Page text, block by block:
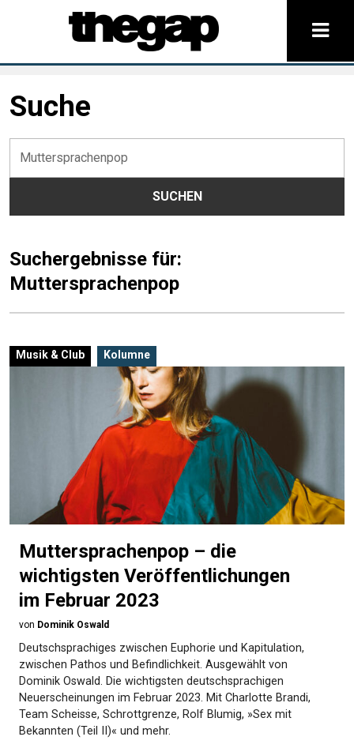
Suche
nach:
Suchergebnisse für:
Muttersprachenpop
Musik & Club Kolumne
Muttersprachenpop – die
wichtigsten Veröffentlichungen
im Februar 2023
von Dominik Oswald
Deutschsprachiges zwischen Euphorie und Kapitulation,
zwischen Pathos und Befindlichkeit. Ausgewählt von
Dominik Oswald. Die wichtigsten deutschsprachigen
Neuerscheinungen im Februar 2023. Mit Charlotte Brandi,
Team Scheisse, Schrottgrenze, Rolf Blumig, »Sex mit
Bekannten (Teil II)« und mehr.